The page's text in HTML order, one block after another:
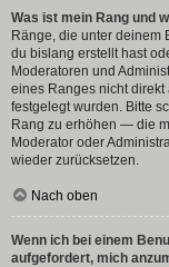
Was ist mein Rang und
Ränge, die unter deinem
du bislang erstellt hast
Moderatoren und
eines Ranges nicht
festgelegt wurden. Bitte
Rang zu erhöhen — die
Moderator oder
wieder zurücksetzen.
Nach oben
Wenn ich bei einem
aufgefordert, mich